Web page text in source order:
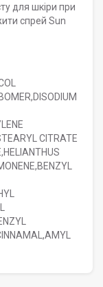
для шкіри при
спрей Sun
CITRATE